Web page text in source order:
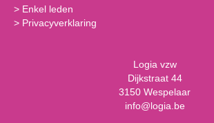
> Enkel leden
> Privacyverklaring
Logia vzw
Dijkstraat 44
3150 Wespelaar
info@logia.be